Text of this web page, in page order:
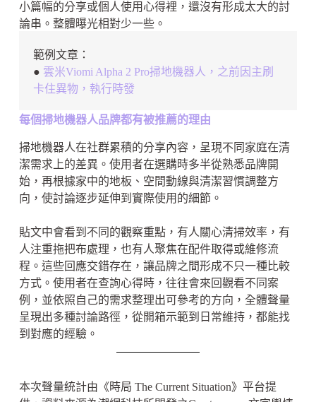
小篇幅的分享或個人使用心得裡，還沒有形成太大的討
論串。整體曝光相對少一些。
範例文章：
● 雲米Viomi Alpha 2 Pro掃地機器人，之前因主刷
卡住異物，執行時發
每個掃地機器人品牌都有被推薦的理由
掃地機器人在社群累積的分享內容，呈現不同家庭在清
潔需求上的差異。使用者在選購時多半從熟悉品牌開
始，再根據家中的地板、空間動線與清潔習慣調整方
向，使討論逐步延伸到實際使用的細節。
貼文中會看到不同的觀察重點，有人關心清掃效率，有
人注重拖把布處理，也有人聚焦在配件取得或維修流
程。這些回應交錯存在，讓品牌之間形成不只一種比較
方式。使用者在查詢心得時，往往會來回觀看不同案
例，並依照自己的需求整理出可參考的方向，全體聲量
呈現出多種討論路徑，從開箱示範到日常維持，都能找
到對應的經驗。
本次聲量統計由《時局 The Current Situation》平台提